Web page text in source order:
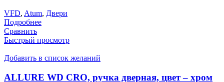
VFD, Atum, Двери
Подробнее
Сравнить
Быстрый просмотр
Добавить в список желаний
ALLURE WD CRO, ручка дверная, цвет – хром